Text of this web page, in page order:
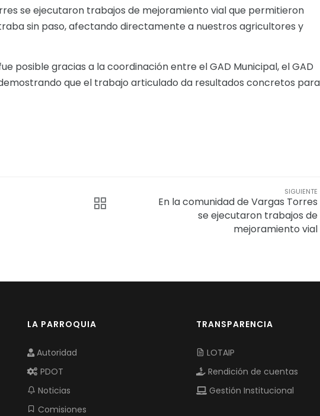
se ejecutaron trabajos de mejoramiento vial que permitieron
sin paso, afectando directamente a nuestros agricultores y
posible gracias a la coordinación entre el GAD Municipal, el GAD
que el trabajo articulado da resultados concretos
SIGUIENTE
En la comunidad de Vargas Torres
se ejecutaron trabajos de
mejoramiento vial
LA PARROQUIA
Autoridad
PDOT
Noticias
Comisiones
TRANSPARENCIA
LOTAIP
Rendición de cuentas
Gestión Institucional